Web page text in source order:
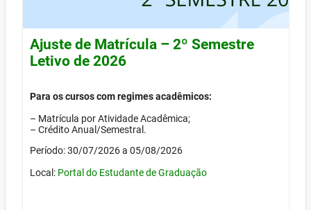
Ajuste de Matrícula – 2º Semestre
Letivo de 2026
Para os cursos com regimes acadêmicos:
– Matrícula por Atividade Acadêmica;
– Crédito Anual/Semestral.
Período: 30/07/2026 a 05/08/2026
Local: Portal do Estudante de Graduação